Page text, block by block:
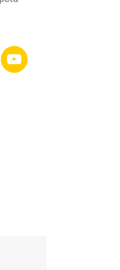
youtube